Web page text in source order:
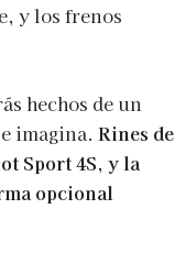
y los frenos
hechos de un
imagina. Rines de
Sport 4S, y la
opcional